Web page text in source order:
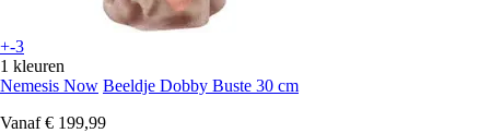
+-3
1 kleuren
Nemesis Now Beeldje Dobby Buste 30 cm
Vanaf € 199,99